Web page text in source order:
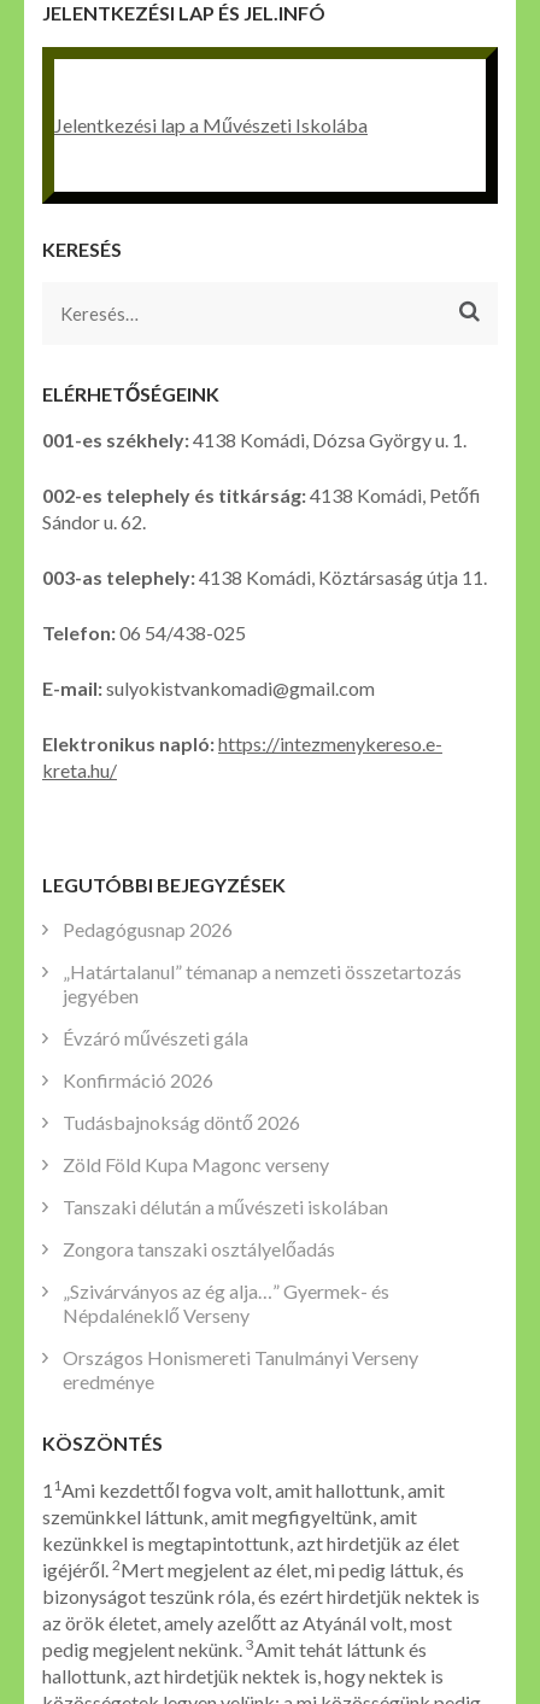
JELENTKEZÉSI LAP ÉS JEL.INFÓ
Jelentkezési lap a Művészeti Iskolába
KERESÉS
Keresés:
ELÉRHETŐSÉGEINK
001-es székhely:4138 Komádi, Dózsa György u. 1.
002-es telephely és titkárság:4138 Komádi, Petőfi
Sándor u. 62.
003-as telephely:4138 Komádi, Köztársaság útja 11.
Telefon:06 54/438-025
E-mail:sulyokistvankomadi@gmail.com
Elektronikus napló:https://intezmenykereso.e-
kreta.hu/
LEGUTÓBBI BEJEGYZÉSEK
Pedagógusnap 2026
„Határtalanul” témanap a nemzeti összetartozás
jegyében
Évzáró művészeti gála
Konfirmáció 2026
Tudásbajnokság döntő 2026
Zöld Föld Kupa Magonc verseny
Tanszaki délután a művészeti iskolában
Zongora tanszaki osztályelőadás
„Szivárványos az ég alja…” Gyermek- és
Népdaléneklő Verseny
Országos Honismereti Tanulmányi Verseny
eredménye
KÖSZÖNTÉS
1 1 Ami kezdettől fogva volt, amit hallottunk, amit
szemünkkel láttunk, amit megfigyeltünk, amit
kezünkkel is megtapintottunk, azt hirdetjük az élet
igéjéről. 2Mert megjelent az élet, mi pedig láttuk, és
bizonyságot teszünk róla, és ezért hirdetjük nektek is
az örök életet, amely azelőtt az Atyánál volt, most
pedig megjelent nekünk. 3Amit tehát láttunk és
hallottunk, azt hirdetjük nektek is, hogy nektek is